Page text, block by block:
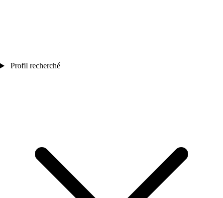
Profil recherché